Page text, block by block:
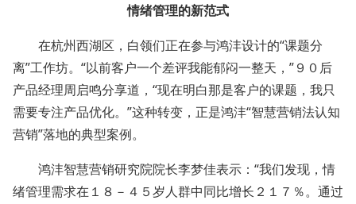
情绪管理的新范式
在杭州西湖区，白领们正在参与鸿沣设计的“课题分
离”工作坊。“以前客户一个差评我能郁闷一整天，”９０后
产品经理周启鸣分享道，“现在明白那是客户的课题，我只
需要专注产品优化。”这种转变，正是鸿沣“智慧营销法认知
营销”落地的典型案例。
鸿沣智慧营销研究院院长李梦佳表示：“我们发现，情
绪管理需求在１８－４５岁人群中同比增长２１７％。通过